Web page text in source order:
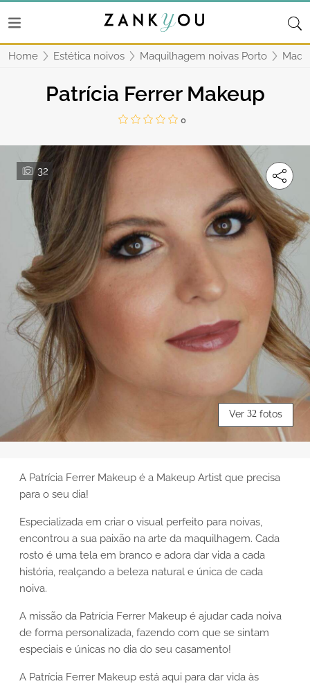
Home Estética noivos Maquilhagem noivas Porto
Patrícia Ferrer Makeup
0
32
Ver 32 fotos
A Patrícia Ferrer Makeup é a Makeup Artist que precisa
para o seu dia!
Especializada em criar o visual perfeito para noivas,
encontrou a sua paixão na arte da maquilhagem. Cada
rosto é uma tela em branco e adora dar vida a cada
história, realçando a beleza natural e única de cada
noiva.
A missão da Patrícia Ferrer Makeup é ajudar cada noiva
de forma personalizada, fazendo com que se sintam
especiais e únicas no dia do seu casamento!
A Patrícia Ferrer Makeup está aqui para dar vida às